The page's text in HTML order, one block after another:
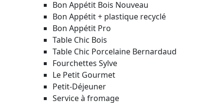
Bon Appétit Bois Nouveau
Bon Appétit + plastique recyclé
Bon Appétit Pro
Table Chic Bois
Table Chic Porcelaine Bernardaud
Fourchettes Sylve
Le Petit Gourmet
Petit-Déjeuner
Service à fromage